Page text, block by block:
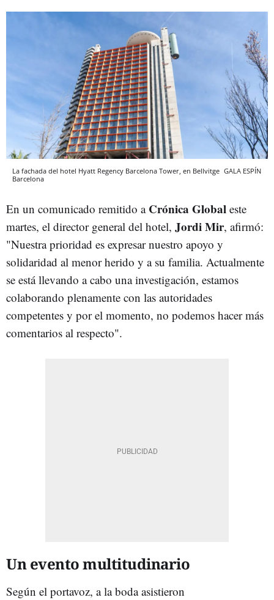
La fachada del hotel Hyatt Regency Barcelona Tower, en Bellvitge GALA ESPÍN
Barcelona
En un comunicado remitido a Crónica Global este
martes, el director general del hotel, Jordi Mir, afirmó:
"Nuestra prioridad es expresar nuestro apoyo y
solidaridad al menor herido y a su familia. Actualmente
se está llevando a cabo una investigación, estamos
colaborando plenamente con las autoridades
competentes y por el momento, no podemos hacer más
comentarios al respecto".
Un evento multitudinario
Según el portavoz, a la boda asistieron